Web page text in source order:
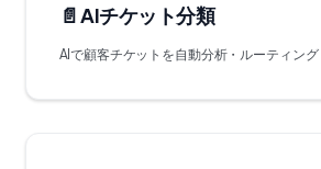
📄️ AIチケット分類
AIで顧客チケットを自動分析・ルーティング